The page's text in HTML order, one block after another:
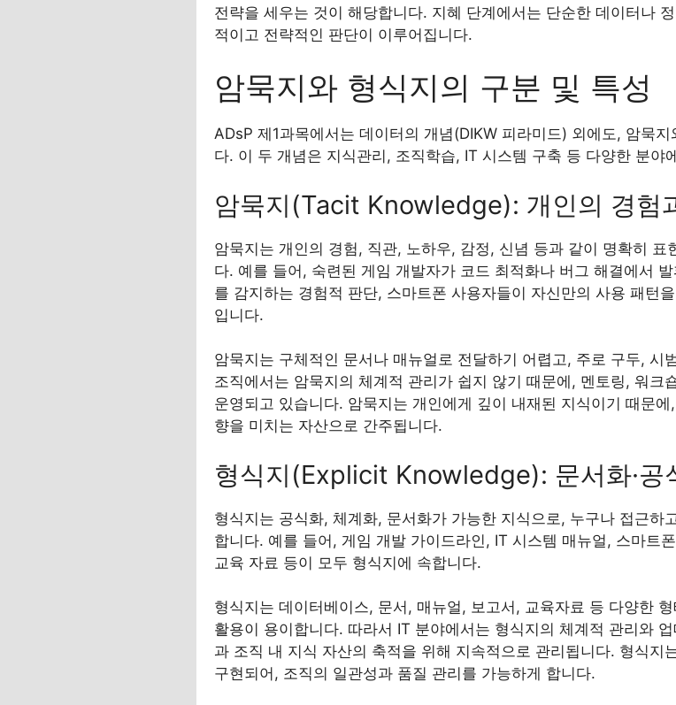
전략을 세우는 것이 해당합니다. 지혜 단계에서는 단순한 데이터나
적이고 전략적인 판단이 이루어집니다.
암묵지와 형식지의 구분 및 특성
ADsP 제1과목에서는 데이터의 개념(DIKW 피라미드) 외에도, 암묵
다. 이 두 개념은 지식관리, 조직학습, IT 시스템 구축 등 다양한 분야
암묵지(Tacit Knowledge): 개인의 경험
암묵지는 개인의 경험, 직관, 노하우, 감정, 신념 등과 같이 명확히 표
다. 예를 들어, 숙련된 게임 개발자가 코드 최적화나 버그 해결에서
를 감지하는 경험적 판단, 스마트폰 사용자들이 자신만의 사용 패턴
입니다.
암묵지는 구체적인 문서나 매뉴얼로 전달하기 어렵고, 주로 구두, 시
조직에서는 암묵지의 체계적 관리가 쉽지 않기 때문에, 멘토링, 워크
운영되고 있습니다. 암묵지는 개인에게 깊이 내재된 지식이기 때문
향을 미치는 자산으로 간주됩니다.
형식지(Explicit Knowledge): 문서화·공
형식지는 공식화, 체계화, 문서화가 가능한 지식으로, 누구나 접근하
합니다. 예를 들어, 게임 개발 가이드라인, IT 시스템 매뉴얼, 스마트
교육 자료 등이 모두 형식지에 속합니다.
형식지는 데이터베이스, 문서, 매뉴얼, 보고서, 교육자료 등 다양한
활용이 용이합니다. 따라서 IT 분야에서는 형식지의 체계적 관리와
과 조직 내 지식 자산의 축적을 위해 지속적으로 관리됩니다. 형식지
구현되어, 조직의 일관성과 품질 관리를 가능하게 합니다.